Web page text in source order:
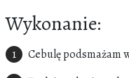
Wykonanie:
Cebulę podsmażam